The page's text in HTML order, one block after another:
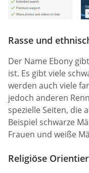
Rasse und
Der Name Ebony
ist. Es gibt viele
werden auch viele
jedoch anderen
spezielle Seiten, die
Beispiel schwarze
Frauen und weiße
Religiöse